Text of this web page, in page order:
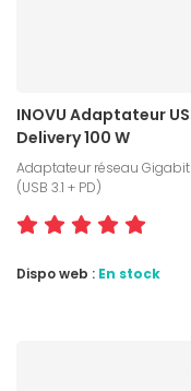
INOVU Adaptateur
Delivery 100 W
Adaptateur réseau Gigabit
(USB 3.1 + PD)
Dispo web : En stock